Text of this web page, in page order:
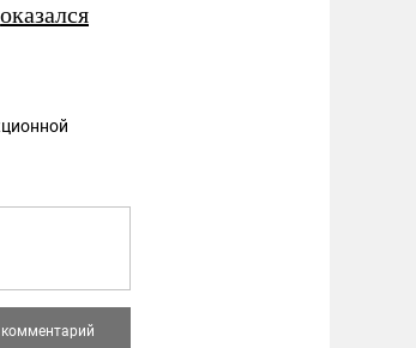
оказался